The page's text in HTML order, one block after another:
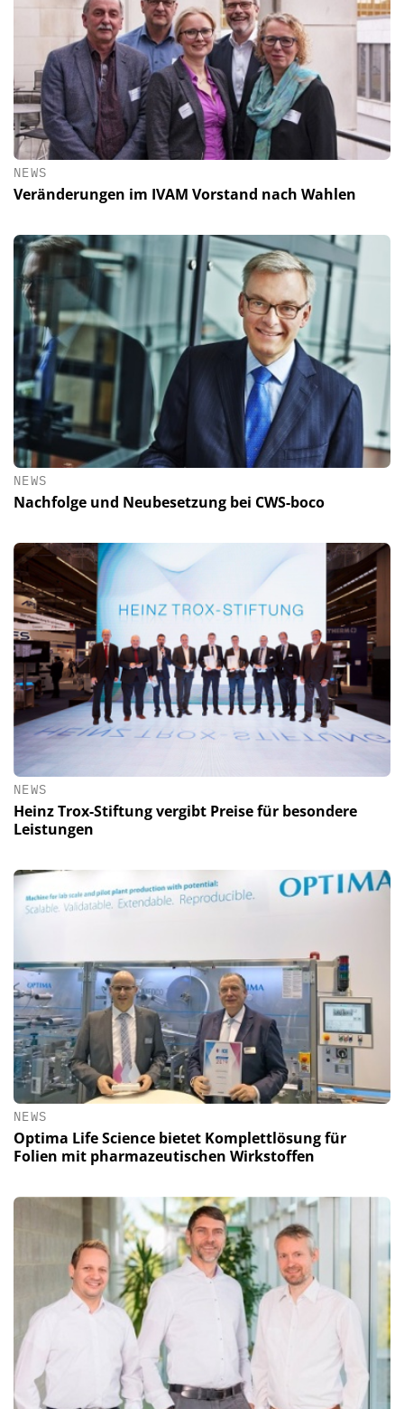
NEWS
Veränderungen im IVAM Vorstand nach Wahlen
NEWS
Nachfolge und Neubesetzung bei CWS-boco
NEWS
Heinz Trox-Stiftung vergibt Preise für besondere
Leistungen
NEWS
Optima Life Science bietet Komplettlösung für
Folien mit pharmazeutischen Wirkstoffen